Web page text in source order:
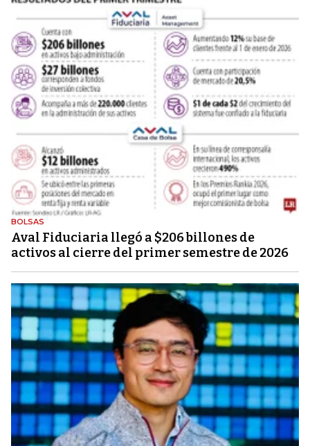
BOLSAS
Aval Fiduciaria llegó a $206 billones de
activos al cierre del primer semestre de 2026